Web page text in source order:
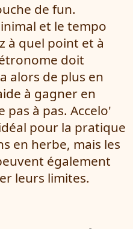
de fun.
et le tempo
à quel point et à
doit
alors de plus en
à gagner en
pas à pas. Accelo'
pour la pratique
en herbe, mais les
également
leurs limites.